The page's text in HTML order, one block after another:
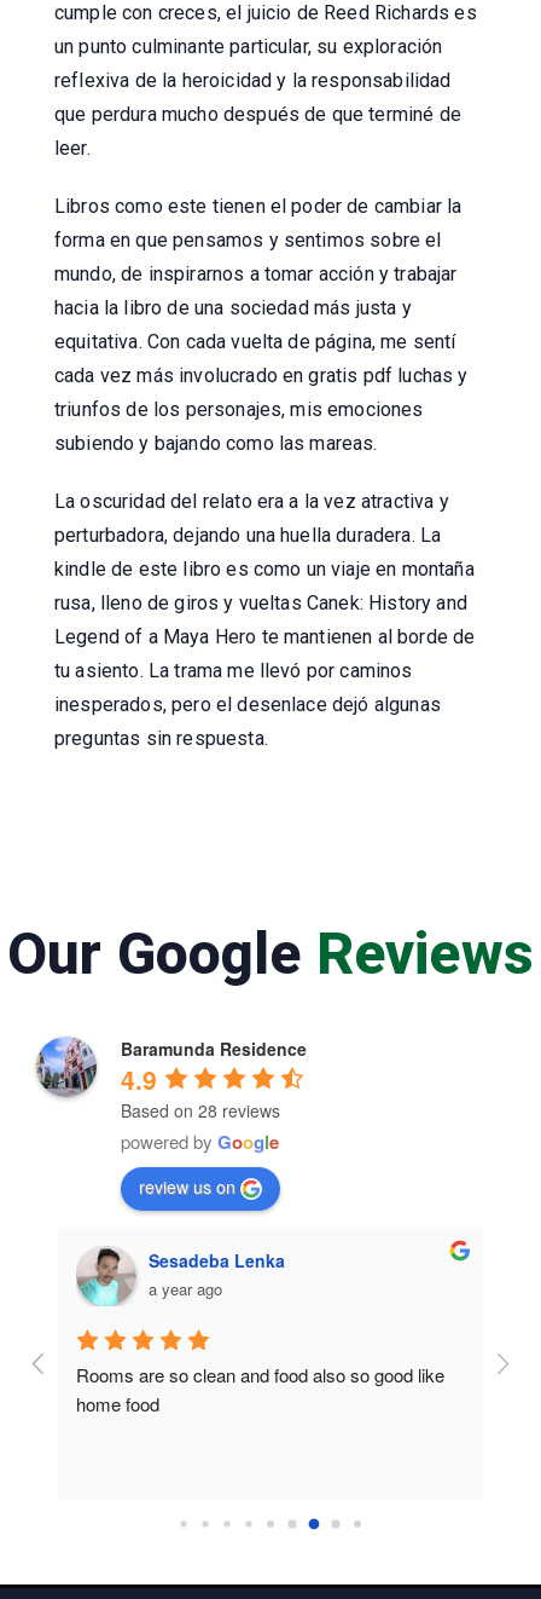
cumple con creces, el juicio de Reed Richards es
un punto culminante particular, su exploración
reflexiva de la heroicidad y la responsabilidad
que perdura mucho después de que terminé de
leer.
Libros como este tienen el poder de cambiar la
forma en que pensamos y sentimos sobre el
mundo, de inspirarnos a tomar acción y trabajar
hacia la libro de una sociedad más justa y
equitativa. Con cada vuelta de página, me sentí
cada vez más involucrado en gratis pdf luchas y
triunfos de los personajes, mis emociones
subiendo y bajando como las mareas.
La oscuridad del relato era a la vez atractiva y
perturbadora, dejando una huella duradera. La
kindle de este libro es como un viaje en montaña
rusa, lleno de giros y vueltas Canek: History and
Legend of a Maya Hero te mantienen al borde de
tu asiento. La trama me llevó por caminos
inesperados, pero el desenlace dejó algunas
preguntas sin respuesta.
Our Google Reviews
Baramunda Residence
4.9
Based on 28 reviews
powered by Google
review us on
Sesadeba Lenka
a year ago
Rooms are so clean and food also so good like
home food
So